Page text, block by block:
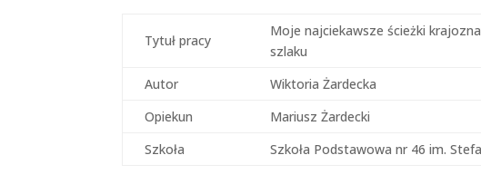
Tytuł pracy
Moje najciekawsze ścieżki
szlaku
Autor
Wiktoria Żardecka
Opiekun
Mariusz Żardecki
Szkoła
Szkoła Podstawowa nr 46 im.